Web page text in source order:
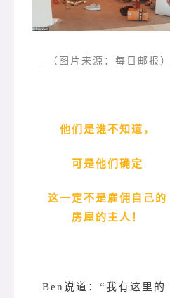
（图片来源：每日邮报）
他们是谁不知道，
可是他们确定
这一定不是雇佣自己的
房屋的主人！
Ben说道：“我有这里的